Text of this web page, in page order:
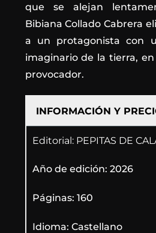
que se alejan
Bibiana Collado Cabrera
a un protagonista con
imaginario de la tierra,
provocador.
INFORMACIÓN Y
Editorial: PEPITAS DE
Año de edición: 2026
Páginas: 160
Idioma: Castellano